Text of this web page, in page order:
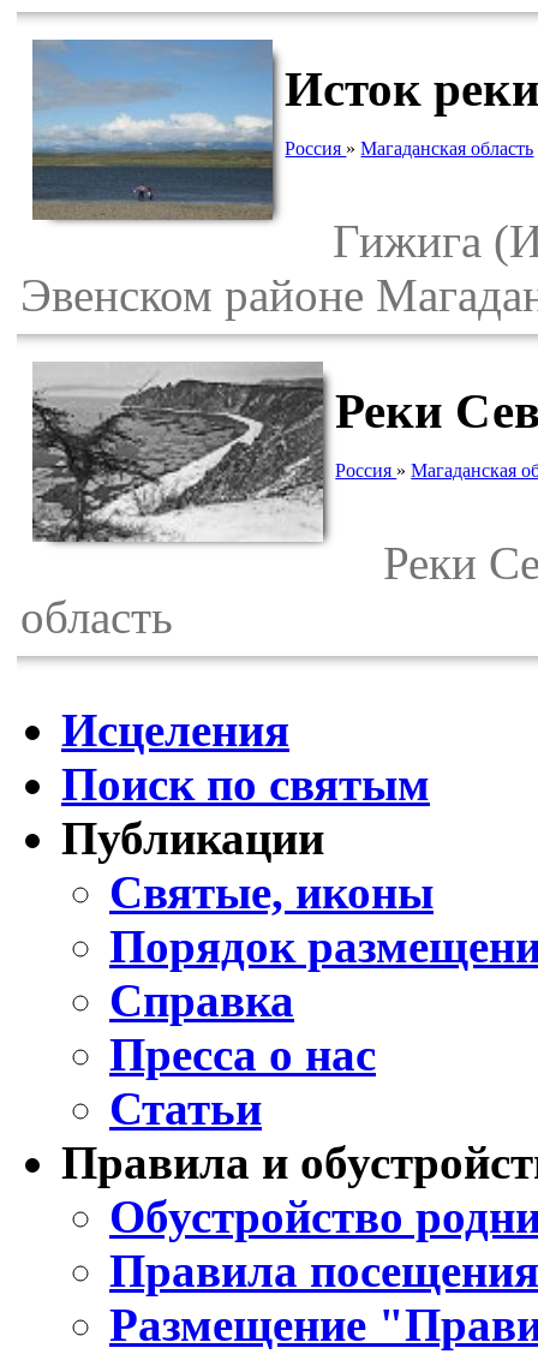
Исток
Россия »Магаданская область
Гижига
Эвенском районе
Реки
Россия »Магаданская
Реки
область
Исцеления
Поиск по святым
Публикации
Святые, иконы
Порядок
Справка
Пресса о нас
Статьи
Правила и
Обустройство
Правила
Размещение